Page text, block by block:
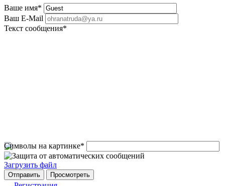
Ваше имя*
Ваш E-Mail
Текст сообщения*
Символы на картинке*
Загрузить файл